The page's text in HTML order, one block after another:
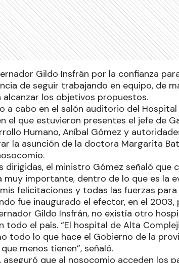
Gildo Insfrán por la confianza
de seguir trabajando en equipo, de
alcanzar los objetivos propuestos.
a cabo en el salón auditorio del
el que estuvieron presentes el jefe de
Humano, Aníbal Gómez y
la asunción de la doctora Margarita
dirigidas, el ministro Gómez señaló que
muy importante, dentro de lo que es la
felicitaciones y todas las fuerzas
fue inaugurado el efector, en el
Gildo Insfrán, no existía otro
todo el país. “El hospital de Alta
todo lo que hace el Gobierno de la
menos tienen”, señaló.
aseguró que al nosocomio acceden los